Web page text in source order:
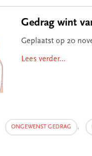
Gedrag wint
Geplaatst op 20
Lees verder…
ONGEWENST GEDRAG ,